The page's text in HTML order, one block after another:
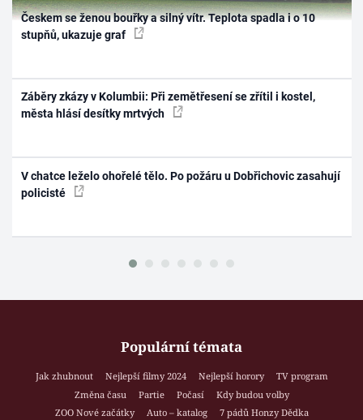
Českem se ženou bouřky a silný vítr. Teplota spadla i o 10
stupňů, ukazuje graf
Záběry zkázy v Kolumbii: Při zemětřesení se zřítil i kostel,
města hlásí desítky mrtvých
V chatce leželo ohořelé tělo. Po požáru u Dobřichovic zasahují
policisté
Populární témata
Jak zhubnout Nejlepší filmy 2024 Nejlepší horory
TV program
Změna času
Partie Počasí
Kdy budou volby
ZOO Nové začátky
Auto – katalog
7 pádů Honzy Dědka